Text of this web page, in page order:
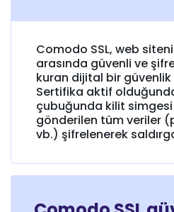
Comodo SSL, web
arasında güvenli ve
kuran dijital bir güvenlik
Sertifika aktif
çubuğunda kilit
gönderilen tüm veriler
vb.) şifrelenerek